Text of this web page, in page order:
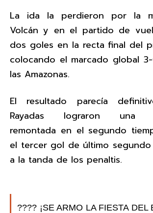
La ida la perdieron por la
Volcán y en el partido de
dos goles en la recta final del
colocando el marcado global
las Amazonas.
El resultado parecía
Rayadas lograron una
remontada en el segundo
el tercer gol de último
a la tanda de los penaltis.
???? ¡SE ARMO LA FIESTA DEL